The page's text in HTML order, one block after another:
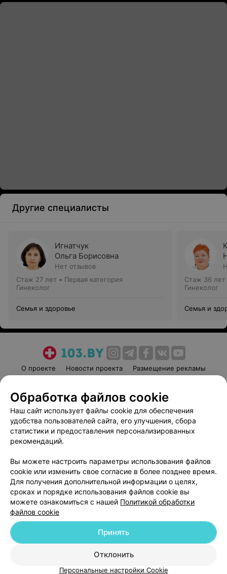
Другие специалисты
Игнатчук
Ольга Борисовна
Нет отзывов
Стаж 27 лет • Первая категория
Гинеколог
Семья и здоровье
Стаж 36 лет
Гинеколог
Семья и
О проекте Новости проекта
Размещение рекламы
Пользовательское соглашение
Способы оплаты
Вакансии
Партнеры
Написать руководителю 103.by
Обработка персональных данных
© 2026 ООО «Артокс Лаб», УНП 191700409
| 220012, Республика Беларусь,
Служба поддержки +375 291212755
Обработка файлов cookie
Наш сайт использует файлы cookie для обеспечения
удобства пользователей сайта, его улучшения, сбора
статистики и предоставления персонализированных
рекомендаций.
Вы можете настроить параметры использования файлов
cookie или изменить свое согласие в более позднее время.
Для получения дополнительной информации о целях,
сроках и порядке использования файлов cookie вы
можете ознакомиться с нашей Политикой обработки
файлов cookie
Отклонить
Принять
Персональные настройки Cookie